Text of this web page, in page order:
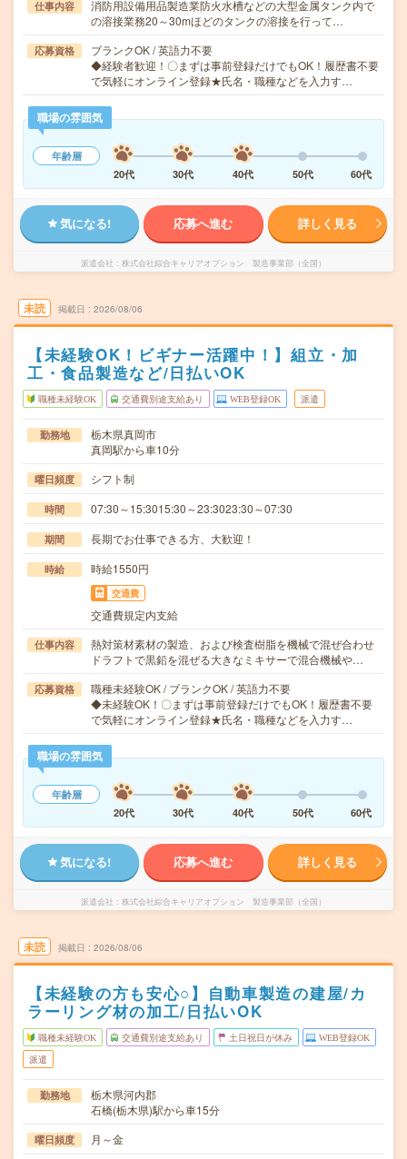
仕事内容
消防用設備用品製造業防火水槽などの大型金属タンク内で
の溶接業務20～30mほどのタンクの溶接を行って…
応募資格
ブランクOK / 英語力不要
◆経験者歓迎！〇まずは事前登録だけでもOK！履歴書不要
で気軽にオンライン登録★氏名・職種などを入力す…
職場の雰囲気
年齢層
20代
30代 40代 50代 60代
気になる! 応募へ進む 詳しく見る
派遣会社 株式会社綜合キャリアオプション 製造事業部（全国）
未読 掲載日 2026/08/06
【未経験OK！ビギナー活躍中！】組立・加
工・食品製造など/日払いOK
職種未経験OK 交通費別途支給あり WEB登録OK 派遣
勤務地
栃木県真岡市
真岡駅から車10分
曜日頻度 シフト制
時間 07:30～15:3015:30～23:3023:30～07:30
期間 長期でお仕事できる方、大歓迎！
時給 時給1550円
交通費
交通費規定内支給
仕事内容
熱対策材素材の製造、および検査樹脂を機械で混ぜ合わせ
ドラフトで黒鉛を混ぜる大きなミキサーで混合機械や…
応募資格
職種未経験OK / ブランクOK / 英語力不要
◆未経験OK！〇まずは事前登録だけでもOK！履歴書不要
で気軽にオンライン登録★氏名・職種などを入力す…
職場の雰囲気
年齢層
20代
30代 40代 50代 60代
気になる! 応募へ進む 詳しく見る
派遣会社 株式会社綜合キャリアオプション 製造事業部（全国）
未読 掲載日 2026/08/06
【未経験の方も安心○】自動車製造の建屋/カ
ラーリング材の加工/日払いOK
職種未経験OK 交通費別途支給あり 土日祝日が休み WEB登録OK
派遣
勤務地
栃木県河内郡
石橋(栃木県)駅から車15分
曜日頻度 月～金